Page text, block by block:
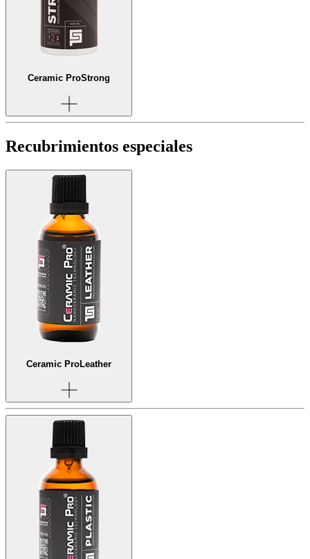
Ceramic ProStrong
Recubrimientos especiales
Ceramic ProLeather